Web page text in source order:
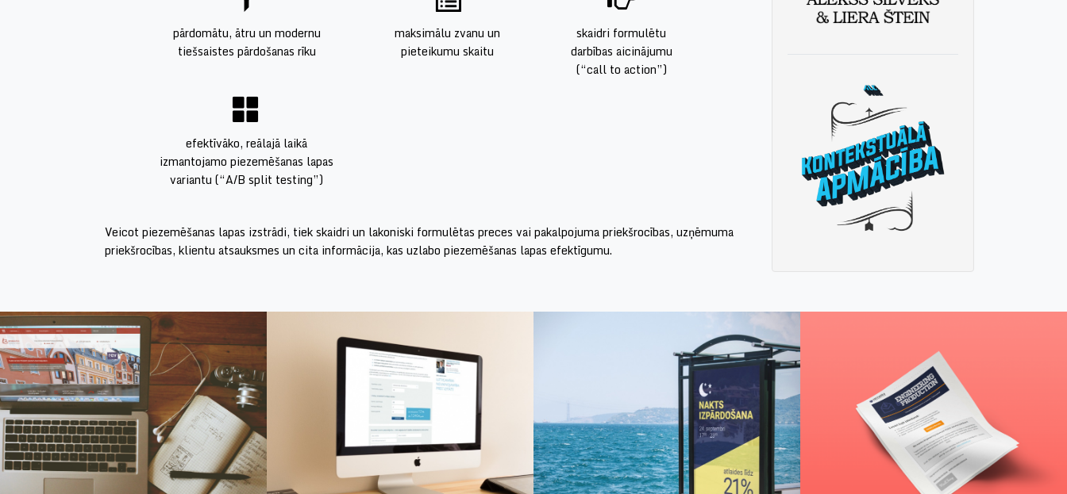
pārdomātu, ātru un modernu
tiešsaistes pārdošanas rīku
maksimālu zvanu un
pieteikumu skaitu
skaidri formulētu
darbības aicinājumu
(“call to action”)
efektīvāko, reālajā laikā
izmantojamo piezemēšanas lapas
variantu (“A/B split testing”)
Veicot piezemēšanas lapas izstrādi, tiek skaidri un lakoniski formulētas preces vai pakalpojuma priekšrocības, uzņēmuma
priekšrocības, klientu atsauksmes un cita informācija, kas uzlabo piezemēšanas lapas efektīgumu.